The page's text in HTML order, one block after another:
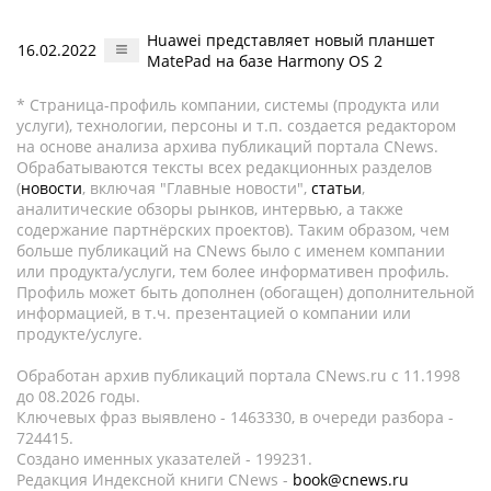
16.02.2022
Huawei представляет новый планшет
MatePad на базе Harmony OS 2
* Страница-профиль компании, системы (продукта или
услуги), технологии, персоны и т.п. создается редактором
на основе анализа архива публикаций портала CNews.
Обрабатываются тексты всех редакционных разделов
(новости, включая "Главные новости", статьи,
аналитические обзоры рынков, интервью, а также
содержание партнёрских проектов). Таким образом, чем
больше публикаций на CNews было с именем компании
или продукта/услуги, тем более информативен профиль.
Профиль может быть дополнен (обогащен) дополнительной
информацией, в т.ч. презентацией о компании или
продукте/услуге.
Обработан архив публикаций портала CNews.ru c 11.1998
до 08.2026 годы.
Ключевых фраз выявлено - 1463330, в очереди разбора -
724415.
Создано именных указателей - 199231.
Редакция Индексной книги CNews - book@cnews.ru